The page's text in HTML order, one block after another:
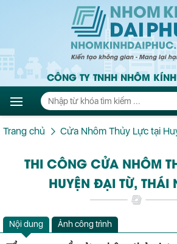
CÔNG TY TNHH NHÔM
Trang chủ Cửa Nhôm Thủy Lực tại
THI CÔNG CỬA NHÔM
HUYỆN ĐẠI TỪ, THÁI
Nội dung Ảnh công trình